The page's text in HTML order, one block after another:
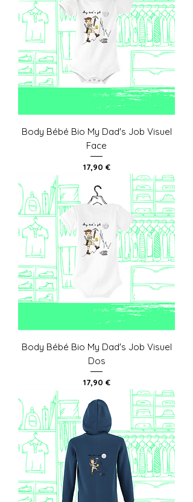
Body Bébé Bio My Dad's Job Visuel
Face
Prix
17,90 €
Body Bébé Bio My Dad's Job Visuel
Dos
Prix
17,90 €